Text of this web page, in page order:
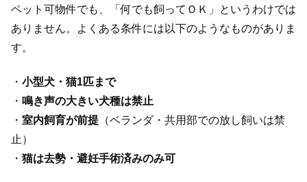
ペット可物件でも、「何でも飼ってＯＫ」というわけでは
ありません。よくある条件には以下のようなものがありま
す。
・ 小型犬・猫1匹まで
・ 鳴き声の大きい犬種は禁止
・ 室内飼育が前提 （ベランダ・共用部での放し飼いは禁
止）
・ 猫は去勢・避妊手術済みのみ可